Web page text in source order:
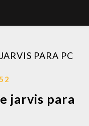
PARA PC
jarvis para